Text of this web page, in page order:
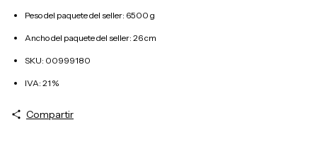
Peso del paquete del seller: 6500 g
Ancho del paquete del seller: 26 cm
SKU: 00999180
IVA: 21 %
Compartir